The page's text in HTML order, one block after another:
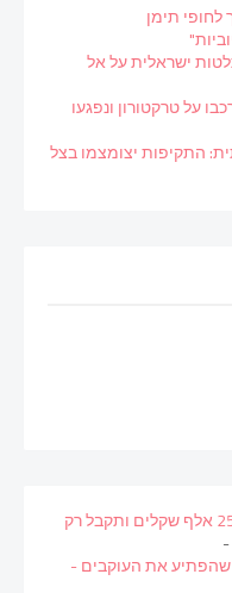
לחופי תימן
ישראלית על אל
על טרקטורון ונפגעו
התקיפות יצומצמו בצל
"זאת אראלה ממפעל הפיס. זכית ב־250 אלף שקלים ותקבל רק
-
שהפתיע את העוקבים -